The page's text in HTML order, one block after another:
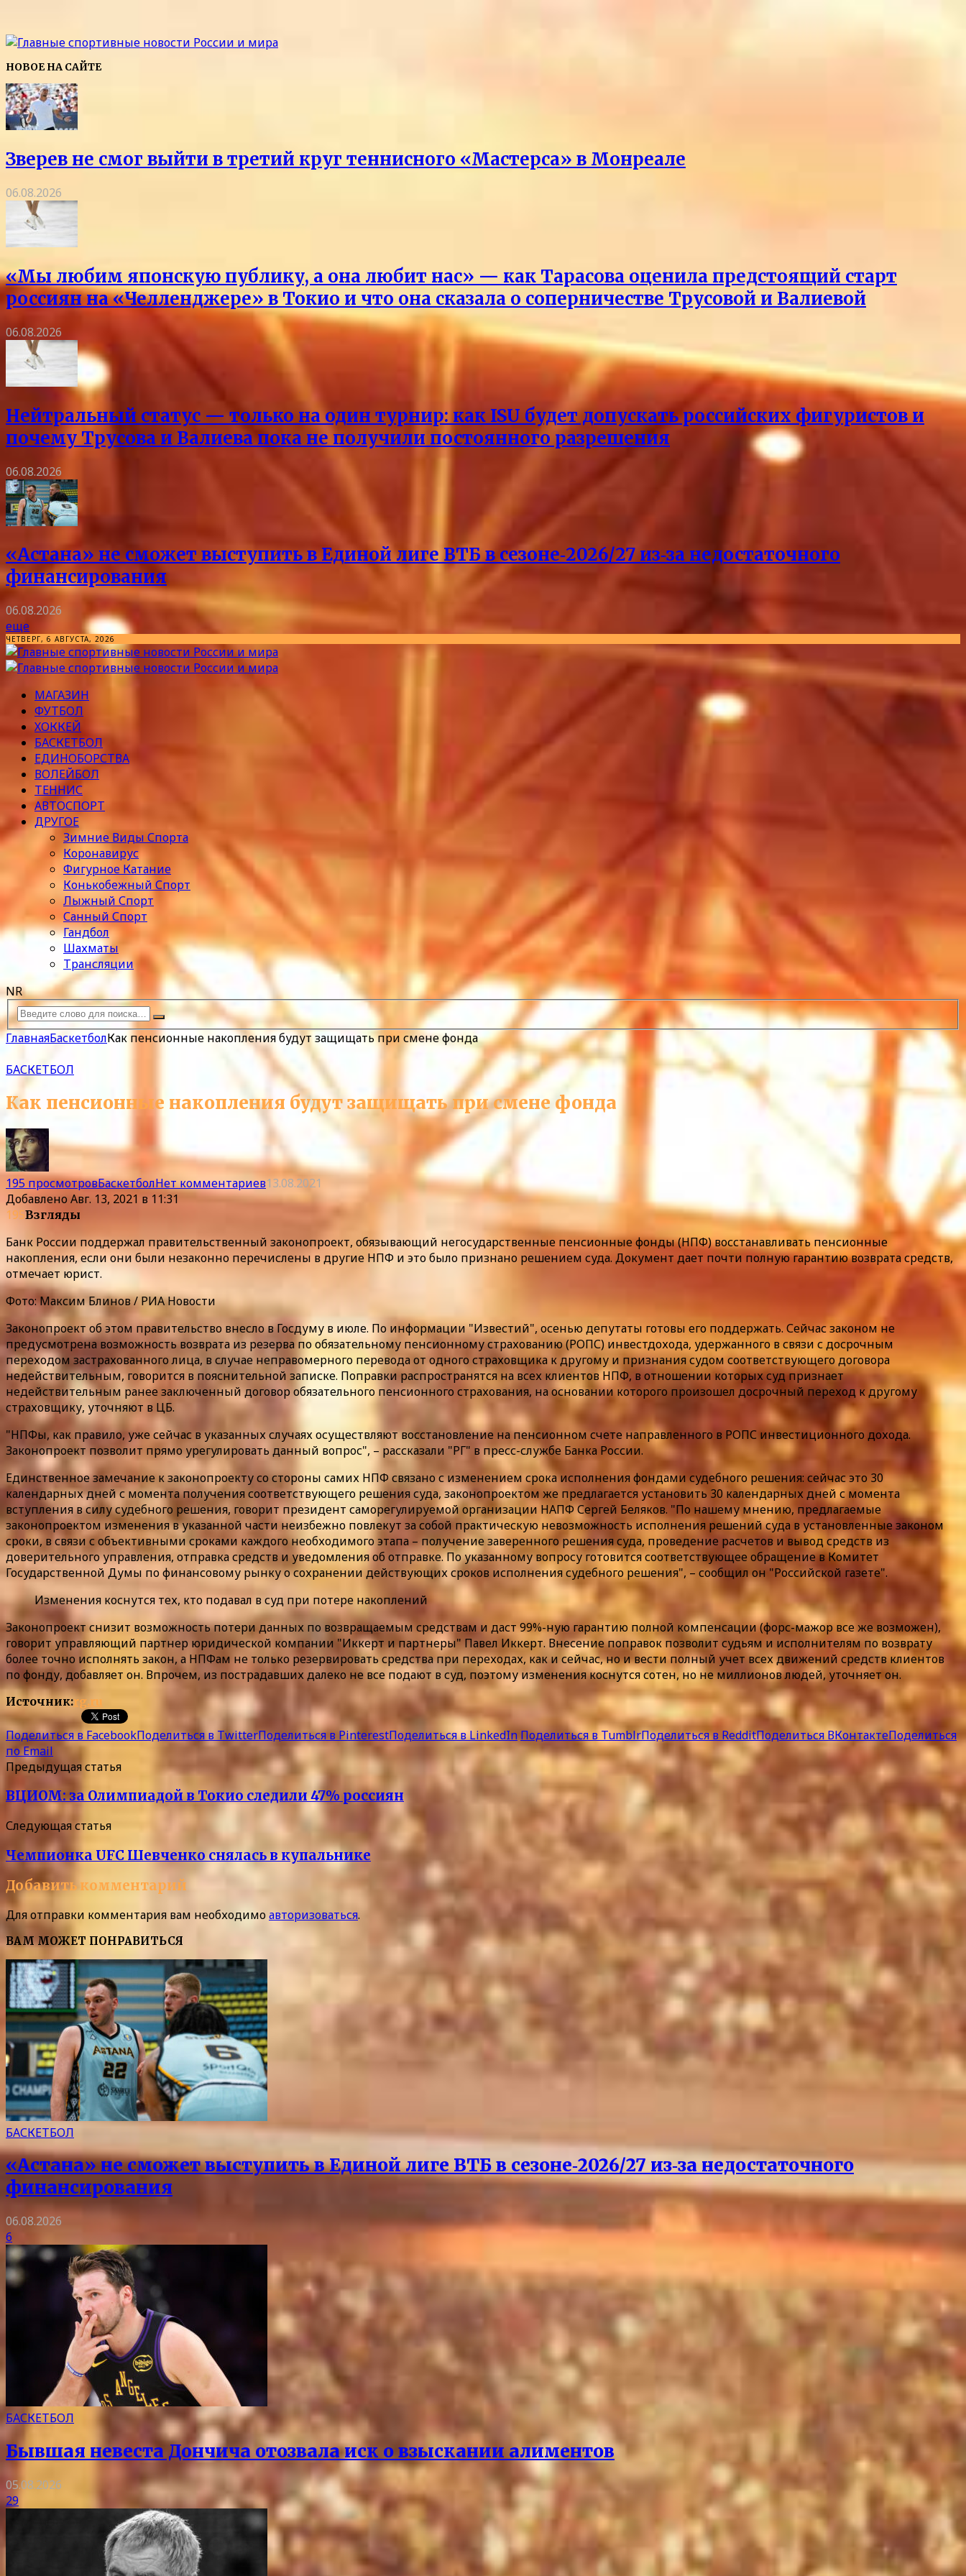
НОВОЕ НА САЙТЕ
Зверев не смог выйти в третий круг теннисного «Мастерса» в Монреале
06.08.2026
«Мы любим японскую публику, а она любит нас» — как Тарасова оценила предстоящий старт
россиян на «Челленджере» в Токио и что она сказала о соперничестве Трусовой и Валиевой
06.08.2026
Нейтральный статус — только на один турнир: как ISU будет допускать российских фигуристов и
почему Трусова и Валиева пока не получили постоянного разрешения
06.08.2026
«Астана» не сможет выступить в Единой лиге ВТБ в сезоне‑2026/27 из‑за недостаточного
финансирования
06.08.2026
еще
ЧЕТВЕРГ, 6 АВГУСТА, 2026
МАГАЗИН
ФУТБОЛ
ХОККЕЙ
БАСКЕТБОЛ
ЕДИНОБОРСТВА
ВОЛЕЙБОЛ
ТЕННИС
АВТОСПОРТ
ДРУГОЕ
Зимние Виды Спорта
Коронавирус
Фигурное Катание
Конькобежный Спорт
Лыжный Спорт
Санный Спорт
Гандбол
Шахматы
Трансляции
NR
ГлавнаяБаскетболКак пенсионные накопления будут защищать при смене фонда
БАСКЕТБОЛ
Как пенсионные накопления будут защищать при смене фонда
195 просмотровБаскетболНет комментариев13.08.2021
ДобавленоАвг. 13, 2021 в 11:31
195Взгляды
Банк России поддержал правительственный законопроект, обязывающий негосударственные пенсионные фонды (НПФ) восстанавливать пенсионные
накопления, если они были незаконно перечислены в другие НПФ и это было признано решением суда. Документ дает почти полную гарантию возврата средств,
отмечает юрист.
Фото: Максим Блинов / РИА Новости
Законопроект об этом правительство внесло в Госдуму в июле. По информации "Известий", осенью депутаты готовы его поддержать. Сейчас законом не
предусмотрена возможность возврата из резерва по обязательному пенсионному страхованию (РОПС) инвестдохода, удержанного в связи с досрочным
переходом застрахованного лица, в случае неправомерного перевода от одного страховщика к другому и признания судом соответствующего договора
недействительным, говорится в пояснительной записке. Поправки распространятся на всех клиентов НПФ, в отношении которых суд признает
недействительным ранее заключенный договор обязательного пенсионного страхования, на основании которого произошел досрочный переход к другому
страховщику, уточняют в ЦБ.
"НПФы, как правило, уже сейчас в указанных случаях осуществляют восстановление на пенсионном счете направленного в РОПС инвестиционного дохода.
Законопроект позволит прямо урегулировать данный вопрос", – рассказали "РГ" в пресс-службе Банка России.
Единственное замечание к законопроекту со стороны самих НПФ связано с изменением срока исполнения фондами судебного решения: сейчас это 30
календарных дней с момента получения соответствующего решения суда, законопроектом же предлагается установить 30 календарных дней с момента
вступления в силу судебного решения, говорит президент саморегулируемой организации НАПФ Сергей Беляков. "По нашему мнению, предлагаемые
законопроектом изменения в указанной части неизбежно повлекут за собой практическую невозможность исполнения решений суда в установленные законом
сроки, в связи с объективными сроками каждого необходимого этапа – получение заверенного решения суда, проведение расчетов и вывод средств из
доверительного управления, отправка средств и уведомления об отправке. По указанному вопросу готовится соответствующее обращение в Комитет
Государственной Думы по финансовому рынку о сохранении действующих сроков исполнения судебного решения", – сообщил он "Российской газете".
Изменения коснутся тех, кто подавал в суд при потере накоплений
Законопроект снизит возможность потери данных по возвращаемым средствам и даст 99%-ную гарантию полной компенсации (форс-мажор все же возможен),
говорит управляющий партнер юридической компании "Иккерт и партнеры" Павел Иккерт. Внесение поправок позволит судьям и исполнителям по возврату
более точно исполнять закон, а НПФам не только резервировать средства при переходах, как и сейчас, но и вести полный учет всех движений средств клиентов
по фонду, добавляет он. Впрочем, из пострадавших далеко не все подают в суд, поэтому изменения коснутся сотен, но не миллионов людей, уточняет он.
Источник:rg.ru
Поделиться в FacebookПоделиться в TwitterПоделиться в PinterestПоделиться в LinkedIn Поделиться в TumblrПоделиться в RedditПоделиться ВКонтактеПоделиться
по Email
Предыдущая статья
ВЦИОМ: за Олимпиадой в Токио следили 47% россиян
Следующая статья
Чемпионка UFC Шевченко снялась в купальнике
Добавить комментарий
Для отправки комментария вам необходимоавторизоваться.
ВАМ МОЖЕТ ПОНРАВИТЬСЯ
БАСКЕТБОЛ
«Астана» не сможет выступить в Единой лиге ВТБ в сезоне‑2026/27 из‑за недостаточного
финансирования
06.08.2026
6
БАСКЕТБОЛ
Бывшая невеста Дончича отозвала иск о взыскании алиментов
05.08.2026
29